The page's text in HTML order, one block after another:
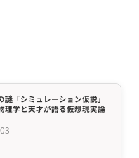
謎「シミュレーション仮説」
理学と天才が語る仮想現実論